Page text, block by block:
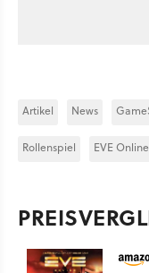
Artikel News
Rollenspiel EVE Online